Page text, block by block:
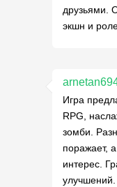
друзьями.
экшн и
Игра
RPG,
зомби.
поражает,
интерес.